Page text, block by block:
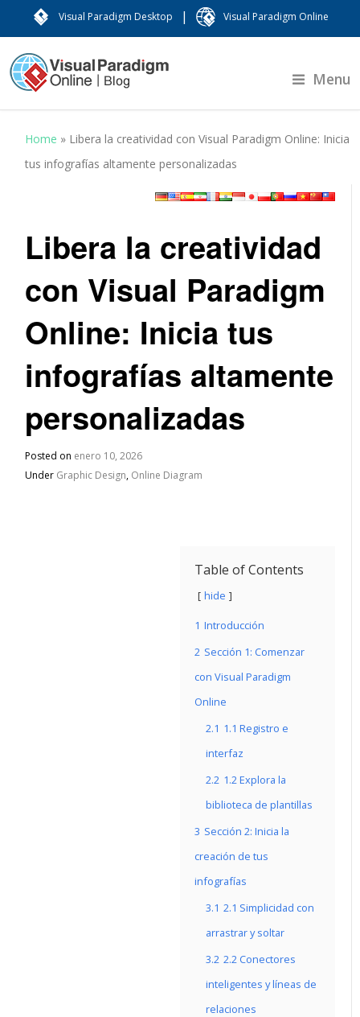
Visual Paradigm Desktop | Visual Paradigm Online
Menu
Home » Libera la creatividad con Visual Paradigm Online: Inicia
tus infografías altamente personalizadas
Libera la creatividad
con Visual Paradigm
Online: Inicia tus
infografías altamente
personalizadas
Posted on enero 10, 2026
Under Graphic Design, Online Diagram
Table of Contents
hide
1 Introducción
2 Sección 1: Comenzar
con Visual Paradigm
Online
2.1 1.1 Registro e
interfaz
2.2 1.2 Explora la
biblioteca de plantillas
3 Sección 2: Inicia la
creación de tus
infografías
3.1 2.1 Simplicidad con
arrastrar y soltar
3.2 2.2 Conectores
inteligentes y líneas de
relaciones